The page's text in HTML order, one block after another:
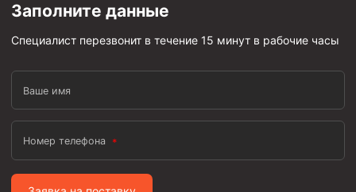
Заполните данные
Специалист перезвонит в течение 15 минут в рабочие часы
Ваше имя
Номер телефона